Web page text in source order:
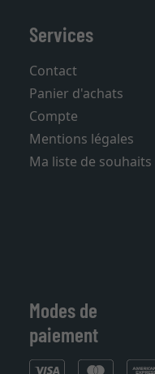
Services
Contact
Panier d'achats
Compte
Mentions légales
Ma liste de souhaits
Modes de
paiement